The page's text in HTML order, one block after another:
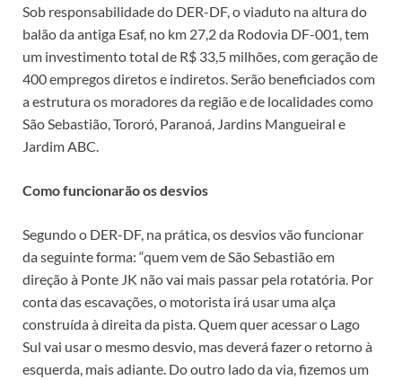
Sob responsabilidade do DER-DF, o viaduto na altura do
balão da antiga Esaf, no km 27,2 da Rodovia DF-001, tem
um investimento total de R$ 33,5 milhões, com geração de
400 empregos diretos e indiretos. Serão beneficiados com
a estrutura os moradores da região e de localidades como
São Sebastião, Tororó, Paranoá, Jardins Mangueiral e
Jardim ABC.
Como funcionarão os desvios
Segundo o DER-DF, na prática, os desvios vão funcionar
da seguinte forma: “quem vem de São Sebastião em
direção à Ponte JK não vai mais passar pela rotatória. Por
conta das escavações, o motorista irá usar uma alça
construída à direita da pista. Quem quer acessar o Lago
Sul vai usar o mesmo desvio, mas deverá fazer o retorno à
esquerda, mais adiante. Do outro lado da via, fizemos um